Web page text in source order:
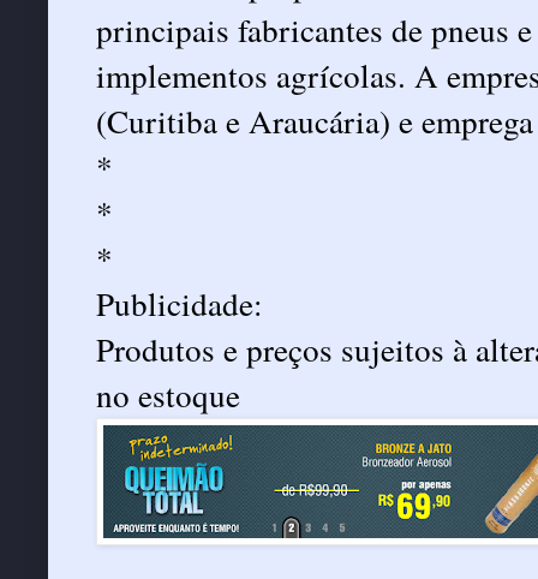
principais fabricantes de pneus
implementos agrícolas. A
(Curitiba e Araucária) e
*
*
*
Publicidade:
Produtos e preços sujeitos à
no estoque